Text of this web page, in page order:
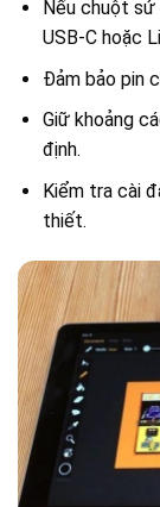
Nếu chuột
USB-C hoặc
Đảm bảo pin
Giữ khoảng
định.
Kiểm tra cài
thiết.